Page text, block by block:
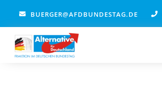
springen
BUERGER@AFDBUNDESTAG.DE